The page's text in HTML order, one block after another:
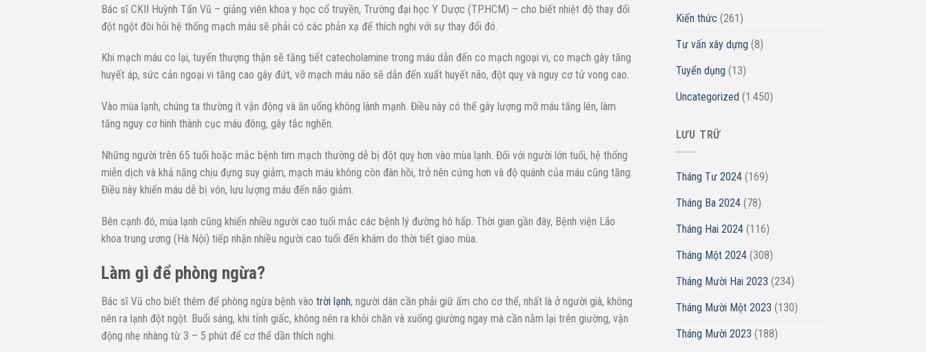
Bác sĩ CKII Huỳnh Tấn Vũ – giảng viên khoa y học cổ truyền, Trường đại học Y Dược (TP.HCM) – cho biết nhiệt độ thay đổi
đột ngột đòi hỏi hệ thống mạch máu sẽ phải có các phản xạ để thích nghi với sự thay đổi đó.
Khi mạch máu co lại, tuyến thượng thận sẽ tăng tiết catecholamine trong máu dẫn đến co mạch ngoại vi, co mạch gây tăng
huyết áp, sức cản ngoại vi tăng cao gây đứt, vỡ mạch máu não sẽ dẫn đến xuất huyết não, đột quỵ và nguy cơ tử vong cao.
Vào mùa lạnh, chúng ta thường ít vận động và ăn uống không lành mạnh. Điều này có thể gây lượng mỡ máu tăng lên, làm
tăng nguy cơ hình thành cục máu đông, gây tắc nghẽn.
Những người trên 65 tuổi hoặc mắc bệnh tim mạch thường dễ bị đột quỵ hơn vào mùa lạnh. Đối với người lớn tuổi, hệ thống
miễn dịch và khả năng chịu đựng suy giảm, mạch máu không còn đàn hồi, trở nên cứng hơn và độ quánh của máu cũng tăng.
Điều này khiến máu dễ bị vón, lưu lượng máu đến não giảm.
Bên cạnh đó, mùa lạnh cũng khiến nhiều người cao tuổi mắc các bệnh lý đường hô hấp. Thời gian gần đây, Bệnh viện Lão
khoa trung ương (Hà Nội) tiếp nhận nhiều người cao tuổi đến khám do thời tiết giao mùa.
Làm gì để phòng ngừa?
Bác sĩ Vũ cho biết thêm để phòng ngừa bệnh vào trời lạnh, người dân cần phải giữ ấm cho cơ thể, nhất là ở người già, không
nên ra lạnh đột ngột. Buổi sáng, khi tỉnh giấc, không nên ra khỏi chăn và xuống giường ngay mà cần nằm lại trên giường, vận
động nhẹ nhàng từ 3 – 5 phút để cơ thể dần thích nghi.
Kiến thức (261)
Tư vấn xây dựng (8)
Tuyển dụng (13)
Uncategorized (1.450)
LƯU TRỮ
Tháng Tư 2024(169)
Tháng Ba 2024(78)
Tháng Hai 2024(116)
Tháng Một 2024(308)
Tháng Mười Hai 2023 (234)
Tháng Mười Một 2023 (130)
Tháng Mười 2023 (188)